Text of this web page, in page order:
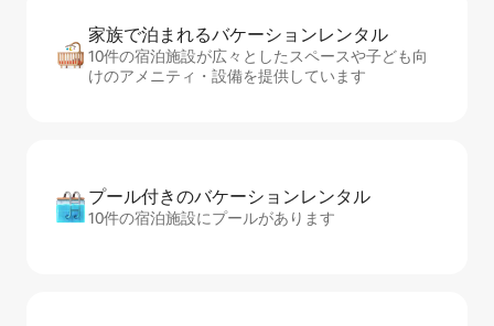
家族で泊まれるバ⁠ケ⁠ー⁠シ⁠ョ⁠ンレ⁠ン⁠タ⁠ル
10件の宿泊施設が広々としたスペースや子ども向
けのアメニティ・設備を提供しています
プール付きのバ⁠ケ⁠ー⁠シ⁠ョ⁠ンレ⁠ン⁠タ⁠ル
10件の宿泊施設にプールがあります